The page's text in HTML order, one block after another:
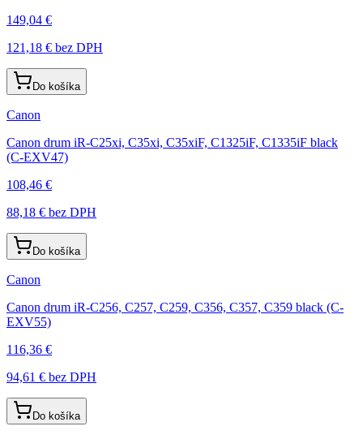
149,04 €
121,18 € bez DPH
Do košíka
Canon
Canon drum iR-C25xi, C35xi, C35xiF, C1325iF, C1335iF black
(C-EXV47)
108,46 €
88,18 € bez DPH
Do košíka
Canon
Canon drum iR-C256, C257, C259, C356, C357, C359 black (C-
EXV55)
116,36 €
94,61 € bez DPH
Do košíka